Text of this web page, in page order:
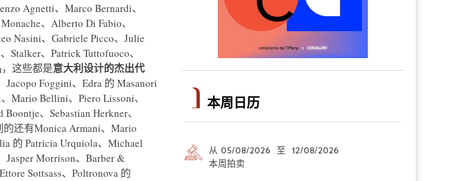
Agnetti、Marco Bernardi、
、Alberto Di Fabio、
Nasini、Gabriele Picco、Julie
Stalker、Patrick Tuttofuoco、
这些都是意大利设计的杰出代
Jacopo Foggini、Edra 的 Masanori
Mario Bellini、Piero Lissoni、
、Sebastian Herkner、
还有Monica Armani、Mario
的 Patricia Urquiola、Michael
Jasper Morrison、Barber &
Sottsass、Poltronova 的
本周日历
从 05/08/2026 至 12/08/2026
本周拍卖